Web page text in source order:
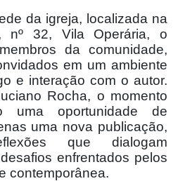
da igreja, localizada na
nº 32, Vila Operária, o
da comunidade,
em um ambiente
e interação com o autor.
Rocha, o momento
uma oportunidade de
uma nova publicação,
que dialogam
enfrentados pelos
contemporânea.